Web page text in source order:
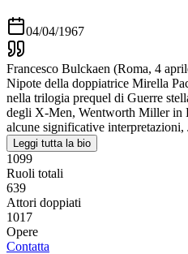
04/04/1967
Francesco Bulckaen (Roma, 4
Nipote della doppiatrice Mirella
nella trilogia prequel di Guerre
degli X-Men, Wentworth Miller in
alcune significative
Leggi tutta la bio
1099
Ruoli totali
639
Attori doppiati
1017
Opere
Contatta